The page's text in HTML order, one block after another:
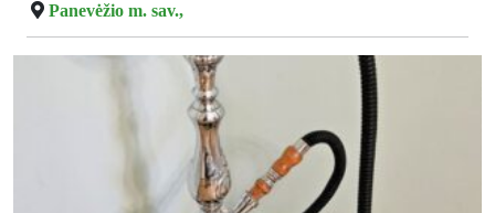
Panevėžio m. sav.,